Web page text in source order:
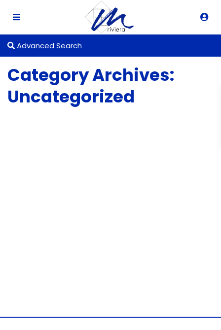
Advanced Search
Category Archives:
Uncategorized